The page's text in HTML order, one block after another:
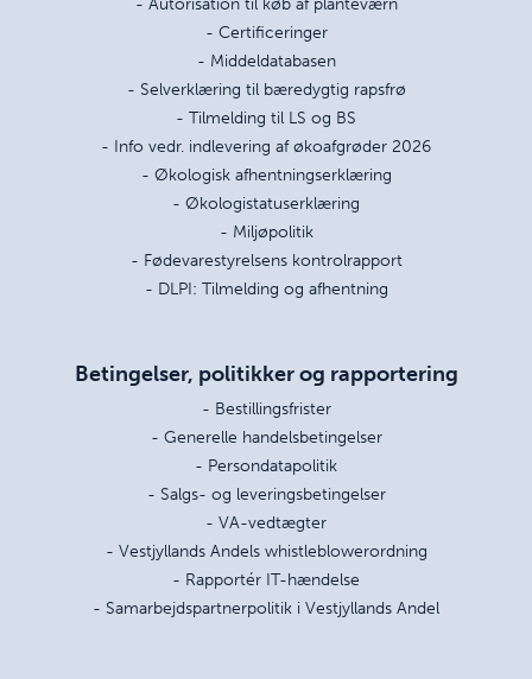
- Certificeringer
- Middeldatabasen
- Selverklæring til bæredygtig rapsfrø
- Tilmelding til LS og BS
- Info vedr. indlevering af økoafgrøder 2026
- Økologisk afhentningserklæring
- Økologistatuserklæring
- Miljøpolitik
- Fødevarestyrelsens kontrolrapport
- DLPI: Tilmelding og afhentning
Betingelser, politikker og rapportering
- Bestillingsfrister
- Generelle handelsbetingelser
- Persondatapolitik
- Salgs- og leveringsbetingelser
- VA-vedtægter
- Vestjyllands Andels whistleblowerordning
- Rapportér IT-hændelse
- Samarbejdspartnerpolitik i Vestjyllands Andel